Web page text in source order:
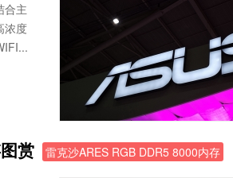
合主
浓度
赏 雷克沙ARES RGB DDR5 8000内存